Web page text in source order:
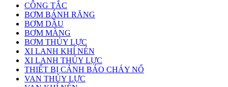
CÔNG TẮC
BƠM BÁNH RĂNG
BƠM DẦU
BƠM MÀNG
BƠM THỦY LỰC
XI LANH KHÍ NÉN
XI LANH THỦY LỰC
THIẾT BỊ CẢNH BÁO CHÁY NỔ
VAN THỦY LỰC